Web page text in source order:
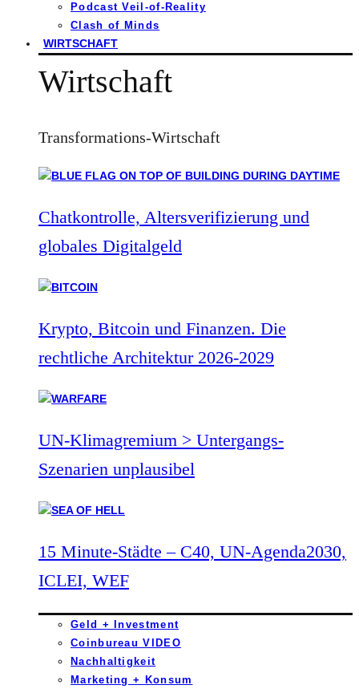
Podcast Veil-of-Reality
Clash of Minds
WIRTSCHAFT
Wirtschaft
Transformations-Wirtschaft
Chatkontrolle, Altersverifizierung und
globales Digitalgeld
Krypto, Bitcoin und Finanzen. Die
rechtliche Architektur 2026-2029
UN-Klimagremium > Untergangs-
Szenarien unplausibel
15 Minute-Städte – C40, UN-Agenda2030,
ICLEI, WEF
Geld + Investment
Coinbureau VIDEO
Nachhaltigkeit
Marketing + Konsum